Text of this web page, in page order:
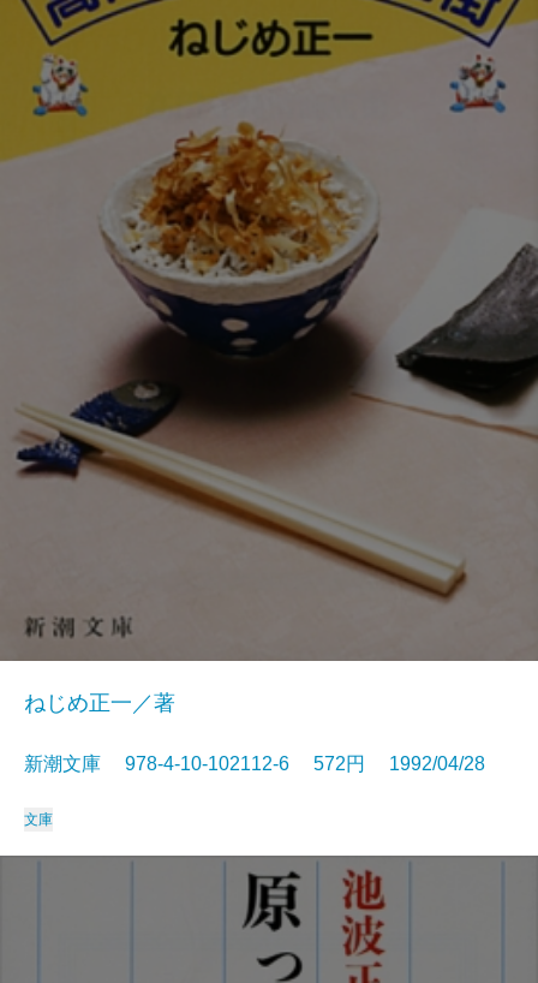
ねじめ正一／著
新潮文庫 978-4-10-102112-6 572円 1992/04/28
文庫